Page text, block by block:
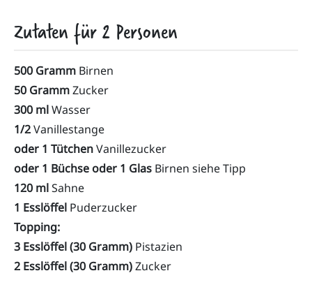
Zutaten für2 Personen
500 Gramm Birnen
50 GrammZucker
300 mlWasser
1/2Vanillestange
oder 1 TütchenVanillezucker
oder 1 Büchse oder 1 Glas Birnen siehe Tipp
120 mlSahne
1 Esslöffel Puderzucker
Topping:
3 Esslöffel (30 Gramm) Pistazien
2 Esslöffel (30 Gramm)Zucker